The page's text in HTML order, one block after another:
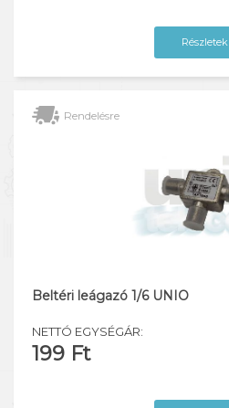
Részletek
Rendelésre
Beltéri leágazó 1/6 UNIO
NETTÓ EGYSÉGÁR:
199 Ft